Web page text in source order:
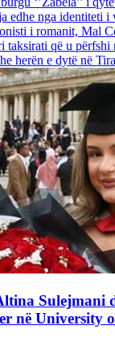
edhe nga identiteti i
i romanit, Mal
taksirati që u përfshi
herën e dytë në
Sulejmani
në University